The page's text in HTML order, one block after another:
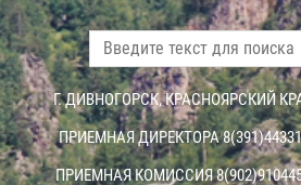
Г. ДИВНОГОРСК, КРАСНОЯРСКИЙ
ПРИЕМНАЯ ДИРЕКТОРА
ПРИЕМНАЯ КОМИССИЯ